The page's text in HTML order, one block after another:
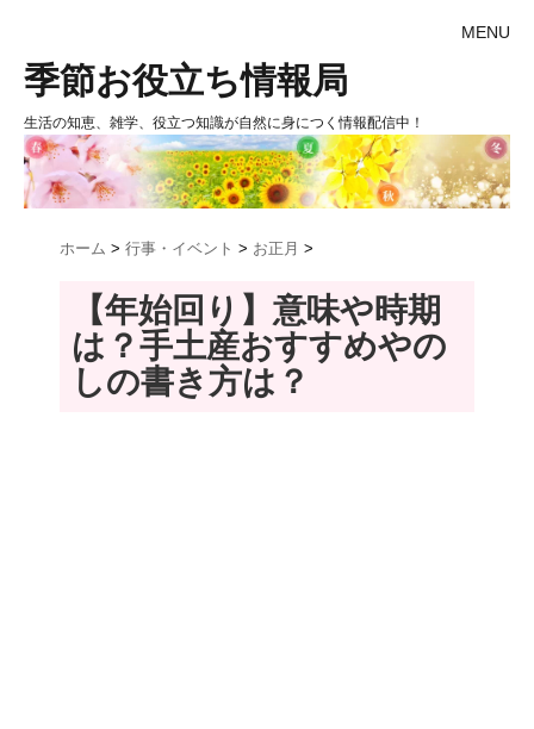
MENU
季節お役立ち情報局
生活の知恵、雑学、役立つ知識が自然に身につく情報配信中！
ホーム > 行事・イベント > お正月 >
【年始回り】意味や時期
は？手土産おすすめやの
しの書き方は？